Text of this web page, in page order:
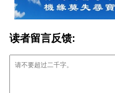
读者留言反馈: